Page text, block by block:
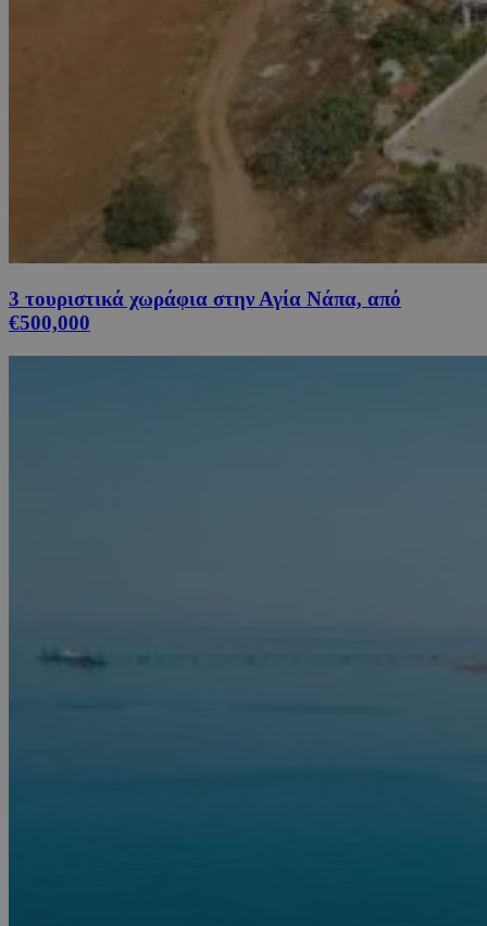
3 τουριστικά χωράφια στην Αγία Νάπα, από
€500,000